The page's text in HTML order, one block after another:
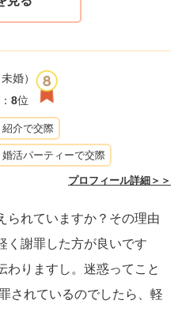
あると思うので、罪悪感を
はありません。LINEで謝
トの約束ができているの
いないでしょう。
ャンをしてしまう可能性が
などです。
婚）
8位
介で交際
婚活パーティーで交際
プロフィール詳細＞＞
られていますか？その理由
く謝罪した方が良いです
わりますし。迷惑ってこと
されているのでしたら、軽